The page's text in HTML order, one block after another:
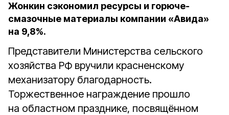
Жонкин сэкономил ресурсы и горюче-
смазочные материалы компании «Авида»
на 9,8%.
Представители Министерства сельского
хозяйства РФ вручили красненскому
механизатору благодарность.
Торжественное награждение прошло
на областном празднике, посвящённом